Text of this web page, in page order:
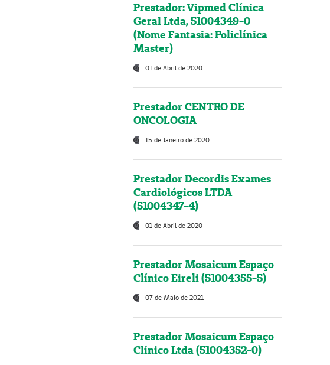
Prestador: Vipmed Clínica
Geral Ltda, 51004349-0
(Nome Fantasia: Policlínica
Master)
01 de Abril de 2020
Prestador CENTRO DE
ONCOLOGIA
15 de Janeiro de 2020
Prestador Decordis Exames
Cardiológicos LTDA
(51004347-4)
01 de Abril de 2020
Prestador Mosaicum Espaço
Clínico Eireli (51004355-5)
07 de Maio de 2021
Prestador Mosaicum Espaço
Clínico Ltda (51004352-0)